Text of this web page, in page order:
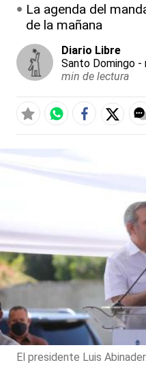
La agenda del
de la mañana
Diario Libre
Santo Domingo -
min de lectura
El presidente Luis